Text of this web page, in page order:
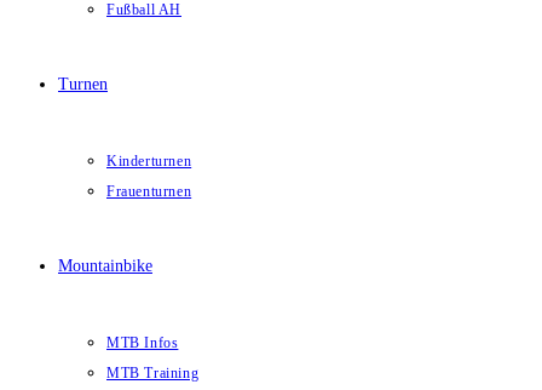
Fußball AH
Turnen
Kinderturnen
Frauenturnen
Mountainbike
MTB Infos
MTB Training